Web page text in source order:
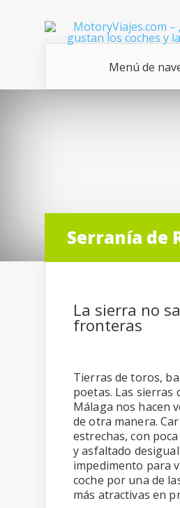
Menú de
Serranía de
La sierra no
fronteras
Tierras de toros,
poetas. Las sierras
Málaga nos hacen
de otra manera.
estrechas, con
y asfaltado
impedimento para
coche por una de
más atractivas en